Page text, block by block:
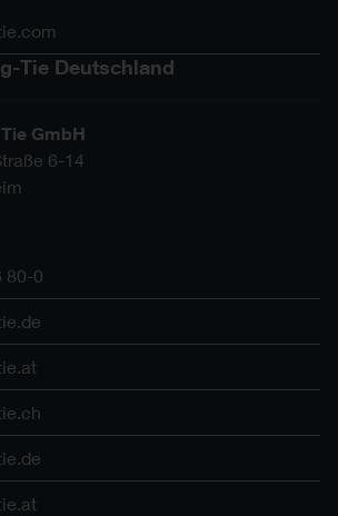
Tie Deutschland
GmbH
6-14
80-0